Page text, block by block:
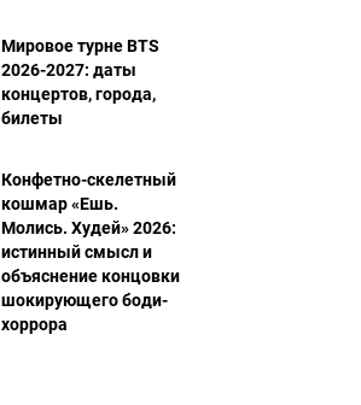
Мировое турне BTS
2026-2027: даты
концертов, города,
билеты
Конфетно-скелетный
кошмар «Ешь.
Молись. Худей» 2026:
истинный смысл и
объяснение концовки
шокирующего боди-
хоррора